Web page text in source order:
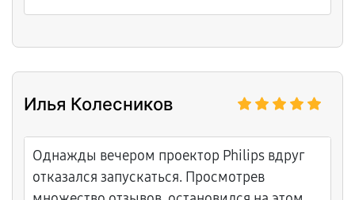
Илья Колесников
Однажды вечером проектор Philips вдруг
отказался запускаться. Просмотрев